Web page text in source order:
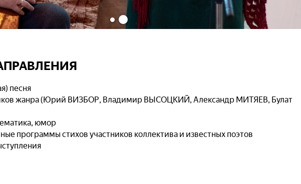
песня
жанра (Юрий ВИЗБОР, Владимир ВЫСОЦКИЙ, Александр МИТЯЕВ, Булат
юмор
программы стихов участников коллектива и известных поэтов